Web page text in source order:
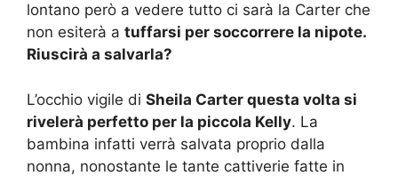
lontano però a vedere tutto ci sarà la Carter che
non esiterà a tuffarsi per soccorrere la nipote.
Riuscirà a salvarla?
L’occhio vigile di Sheila Carter questa volta si
rivelerà perfetto per la piccola Kelly. La
bambina infatti verrà salvata proprio dalla
nonna, nonostante le tante cattiverie fatte in